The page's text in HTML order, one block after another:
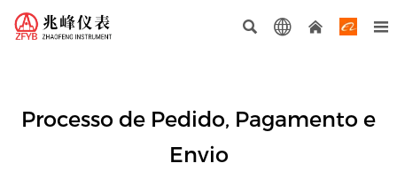
   
Processo de Pedido, Pagamento e
Envio